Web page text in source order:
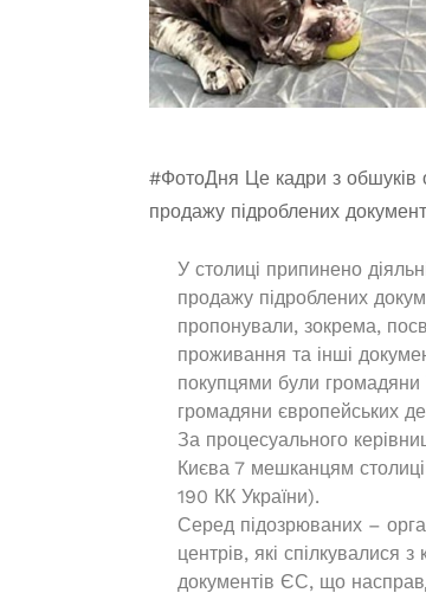
#ФотоДня Це кадри з обшуків
продажу підроблених
У столиці припинено
продажу підроблених
пропонували, зокрема,
проживання та інші
покупцями були громадяни
громадяни європейських
За процесуального
Києва 7 мешканцям
190 КК України).
Серед підозрюваних –
центрів, які спілкувалися
документів ЄС, що